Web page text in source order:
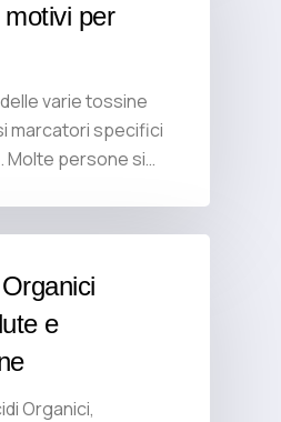
per
varie tossine
marcatori specifici
Molte persone si…
e
Organici,